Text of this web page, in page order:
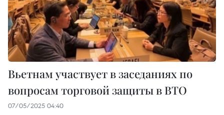
Вьетнам участвует в заседаниях по
вопросам торговой защиты в ВТО
07/05/2025 04:40